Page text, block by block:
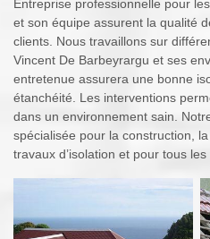
Entreprise professionnelle pour
et son équipe assurent la qualité
clients. Nous travaillons sur
Vincent De Barbeyrargu et ses
entretenue assurera une bonne
étanchéité. Les interventions
dans un environnement sain.
spécialisée pour la construction,
travaux d’isolation et pour tous